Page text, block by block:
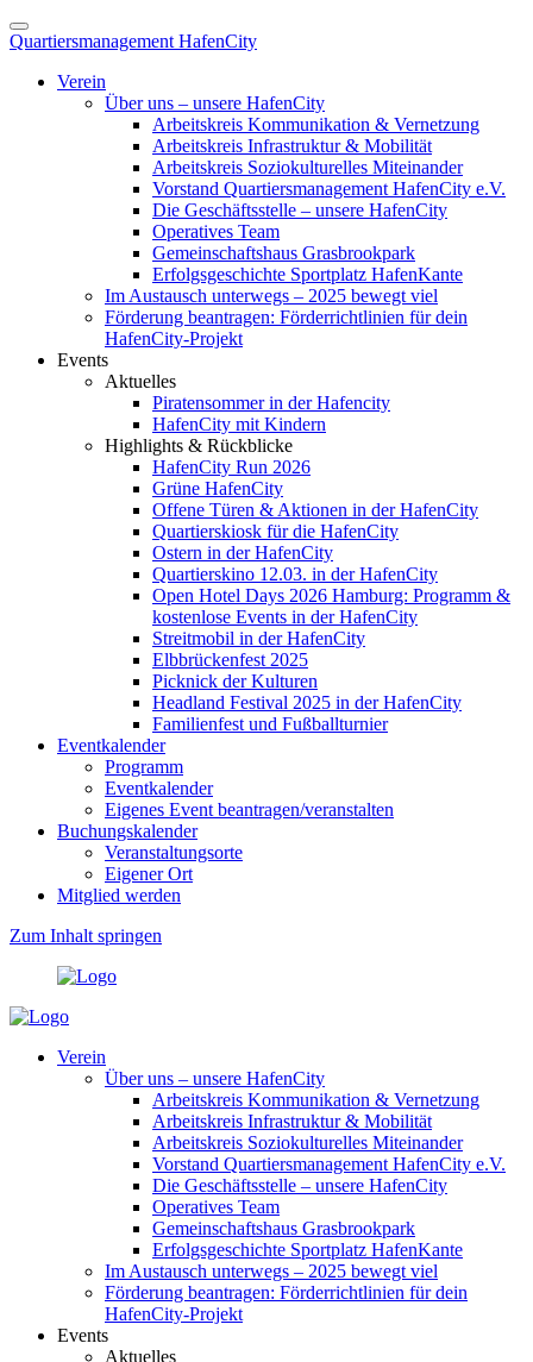
Quartiersmanagement HafenCity
Verein
Über uns – unsere HafenCity
Arbeitskreis Kommunikation & Vernetzung
Arbeitskreis Infrastruktur & Mobilität
Arbeitskreis Soziokulturelles Miteinander
Vorstand Quartiersmanagement HafenCity e.V.
Die Geschäftsstelle – unsere HafenCity
Operatives Team
Gemeinschaftshaus Grasbrookpark
Erfolgsgeschichte Sportplatz HafenKante
Im Austausch unterwegs – 2025 bewegt viel
Förderung beantragen: Förderrichtlinien für dein
HafenCity-Projekt
Events
Aktuelles
Piratensommer in der Hafencity
HafenCity mit Kindern
Highlights & Rückblicke
HafenCity Run 2026
Grüne HafenCity
Offene Türen & Aktionen in der HafenCity
Quartierskiosk für die HafenCity
Ostern in der HafenCity
Quartierskino 12.03. in der HafenCity
Open Hotel Days 2026 Hamburg: Programm &
kostenlose Events in der HafenCity
Streitmobil in der HafenCity
Elbbrückenfest 2025
Picknick der Kulturen
Headland Festival 2025 in der HafenCity
Familienfest und Fußballturnier
Eventkalender
Programm
Eventkalender
Eigenes Event beantragen/veranstalten
Buchungskalender
Veranstaltungsorte
Eigener Ort
Mitglied werden
Zum Inhalt springen
Verein
Über uns – unsere HafenCity
Arbeitskreis Kommunikation & Vernetzung
Arbeitskreis Infrastruktur & Mobilität
Arbeitskreis Soziokulturelles Miteinander
Vorstand Quartiersmanagement HafenCity e.V.
Die Geschäftsstelle – unsere HafenCity
Operatives Team
Gemeinschaftshaus Grasbrookpark
Erfolgsgeschichte Sportplatz HafenKante
Im Austausch unterwegs – 2025 bewegt viel
Förderung beantragen: Förderrichtlinien für dein
HafenCity-Projekt
Events
Aktuelles